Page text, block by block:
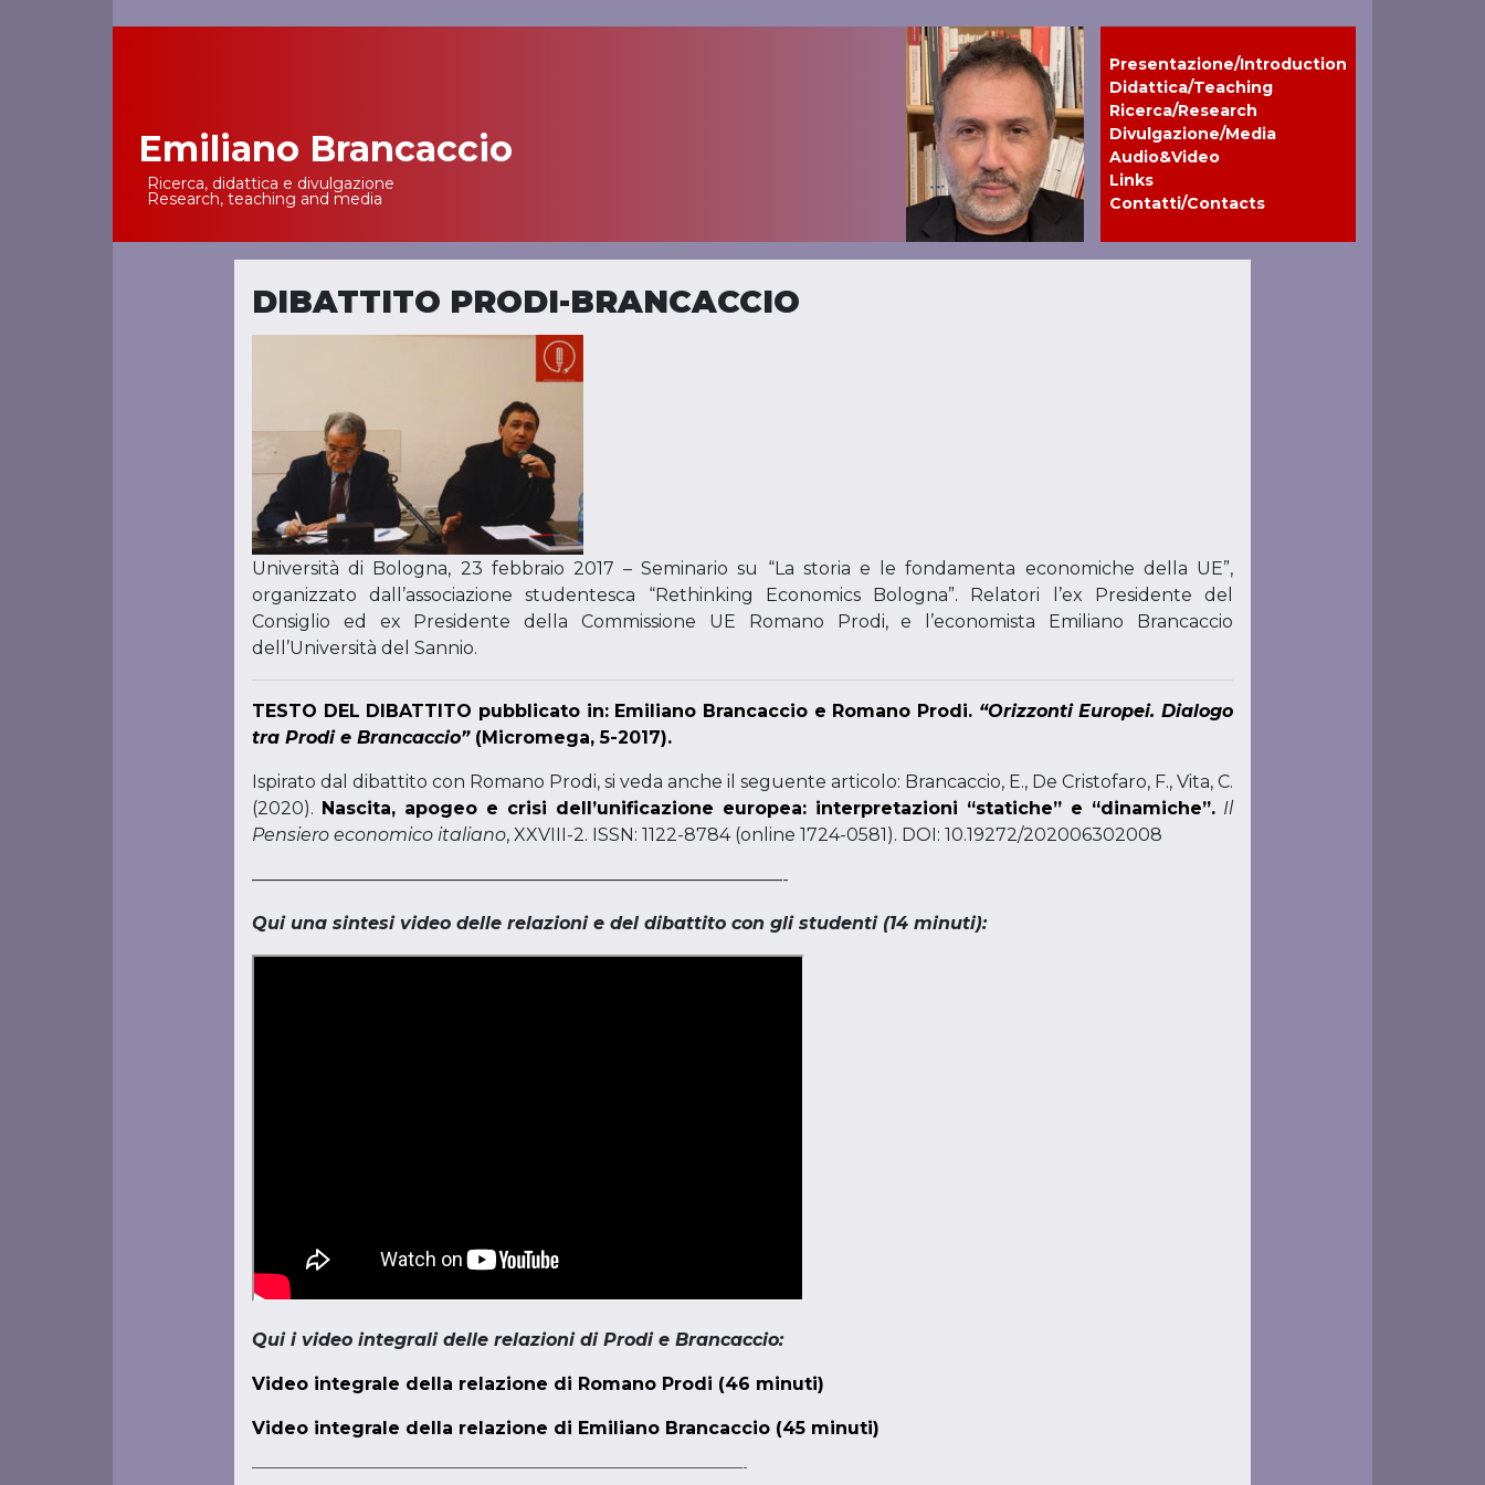
Main NavigationEmiliano Brancaccio
Ricerca, didattica e divulgazione
Research, teaching and media
Presentazione/Introduction
Didattica/Teaching
Ricerca/Research
Divulgazione/Media
Audio&Video
Links
Contatti/Contacts
DIBATTITO PRODI-BRANCACCIO
Università di Bologna, 23 febbraio 2017 – Seminario su “La storia e le fondamenta economiche della UE”,
organizzato dall’associazione studentesca “Rethinking Economics Bologna”. Relatori l’ex Presidente del
Consiglio ed ex Presidente della Commissione UE Romano Prodi, e l’economista Emiliano Brancaccio
dell’Università del Sannio.
TESTO DEL DIBATTITO pubblicato in: Emiliano Brancaccio e Romano Prodi. “Orizzonti Europei. Dialogo
tra Prodi e Brancaccio”(Micromega, 5-2017).
Ispirato dal dibattito con Romano Prodi, si veda anche il seguente articolo: Brancaccio, E., De Cristofaro, F., Vita, C.
(2020). Nascita, apogeo e crisi dell’unificazione europea: interpretazioni “statiche” e “dinamiche”. Il
Pensiero economico italiano, XXVIII-2. ISSN: 1122-8784 (online 1724-0581). DOI: 10.19272/202006302008
——————————————————————————————-
Qui una sintesi video delle relazioni e del dibattito con gli studenti (14 minuti):
Qui i video integrali delle relazioni di Prodi e Brancaccio:
Video integrale della relazione di Romano Prodi (46 minuti)
Video integrale della relazione di Emiliano Brancaccio (45 minuti)
—————————————————————————————————————-